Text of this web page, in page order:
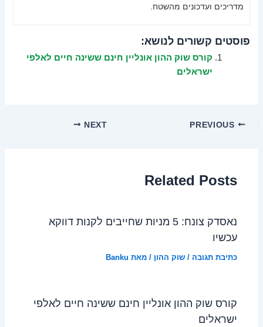
מדריכים ועדכונים מהשטח.
פוסטים קשורים לנושא:
קורס שוק ההון אונליין חינם ששינה חיים לאלפי
ישראלים
NEXT
Related Posts
נאסדק צונח: 5 מניות שחייבים לקנות דווקא
עכשיו
כתיבת תגובה /שוק ההון / מאת Banku
קורס שוק ההון אונליין חינם ששינה חיים לאלפי
ישראלים